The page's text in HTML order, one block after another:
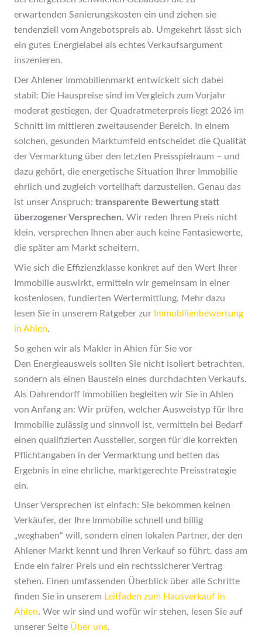
erwartenden Sanierungskosten ein und ziehen sie
tendenziell vom Angebotspreis ab. Umgekehrt lässt sich
ein gutes Energielabel als echtes Verkaufsargument
inszenieren.
Der Ahlener Immobilienmarkt entwickelt sich dabei
stabil: Die Hauspreise sind im Vergleich zum Vorjahr
moderat gestiegen, der Quadratmeterpreis liegt 2026 im
Schnitt im mittleren zweitausender Bereich. In einem
solchen, gesunden Marktumfeld entscheidet die Qualität
der Vermarktung über den letzten Preisspielraum – und
dazu gehört, die energetische Situation Ihrer Immobilie
ehrlich und zugleich vorteilhaft darzustellen. Genau das
ist unser Anspruch: transparente Bewertung statt
überzogener Versprechen. Wir reden Ihren Preis nicht
klein, versprechen Ihnen aber auch keine Fantasiewerte,
die später am Markt scheitern.
Wie sich die Effizienzklasse konkret auf den Wert Ihrer
Immobilie auswirkt, ermitteln wir gemeinsam in einer
kostenlosen, fundierten Wertermittlung. Mehr dazu
lesen Sie in unserem Ratgeber zur Immobilienbewertung
in Ahlen.
So gehen wir als Makler in Ahlen für Sie vor
Den Energieausweis sollten Sie nicht isoliert betrachten,
sondern als einen Baustein eines durchdachten Verkaufs.
Als Dahrendorff Immobilien begleiten wir Sie in Ahlen
von Anfang an: Wir prüfen, welcher Ausweistyp für Ihre
Immobilie zulässig und sinnvoll ist, vermitteln bei Bedarf
einen qualifizierten Aussteller, sorgen für die korrekten
Pflichtangaben in der Vermarktung und betten das
Ergebnis in eine ehrliche, marktgerechte Preisstrategie
ein.
Unser Versprechen ist einfach: Sie bekommen keinen
Verkäufer, der Ihre Immobilie schnell und billig
„weghaben“ will, sondern einen lokalen Partner, der den
Ahlener Markt kennt und Ihren Verkauf so führt, dass am
Ende ein fairer Preis und ein rechtssicherer Vertrag
stehen. Einen umfassenden Überblick über alle Schritte
finden Sie in unserem Leitfaden zum Hausverkauf in
Ahlen. Wer wir sind und wofür wir stehen, lesen Sie auf
unserer Seite Über uns.